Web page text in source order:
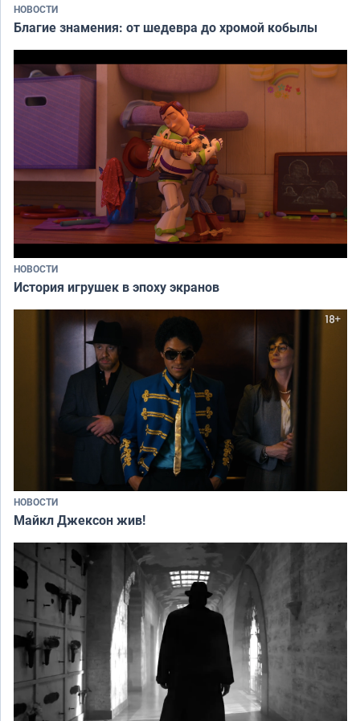
НОВОСТИ
Благие знамения: от шедевра до хромой кобылы
НОВОСТИ
История игрушек в эпоху экранов
НОВОСТИ
Майкл Джексон жив!